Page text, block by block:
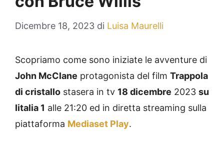
Dicembre 18, 2023 di Luisa Maurelli
Scopriamo come sono iniziate le avventure di
John McClane protagonista del film Trappola
di cristallo stasera in tv 18 dicembre 2023 su
Iitalia 1 alle 21:20 ed in diretta streaming sulla
piattaforma Mediaset Play.